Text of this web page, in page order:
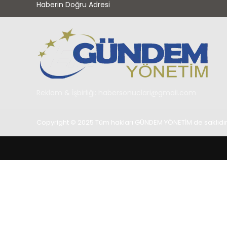
Haberin Doğru Adresi
Copyright © 2025 Tüm hakları GÜNDEM YÖNETİM de saklıdır.